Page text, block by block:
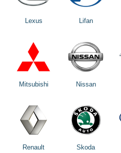
Lexus Lifan
Mitsubishi Nissan
Renault Skoda